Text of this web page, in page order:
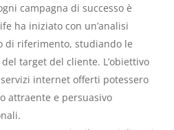
campagna di successo è
ha iniziato con un’analisi
di riferimento, studiando le
target del cliente. L’obiettivo
internet offerti potessero
attraente e persuasivo